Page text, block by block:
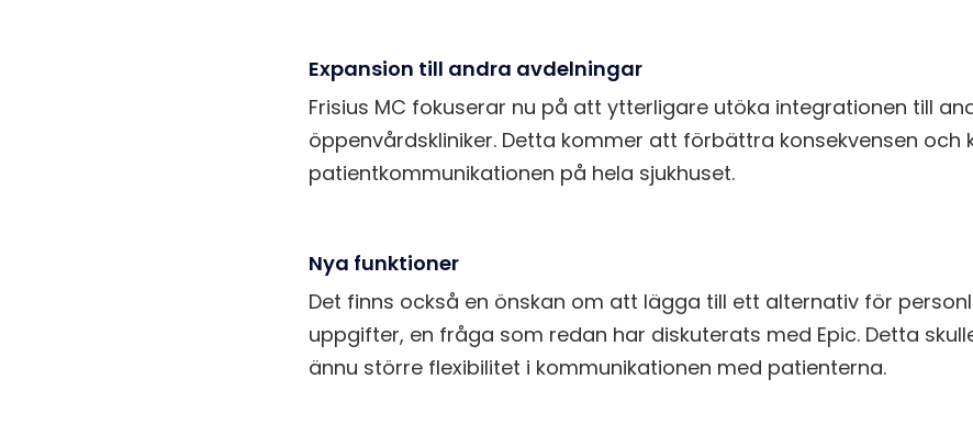
Expansion till andra avdelningar
Frisius MC fokuserar nu på att ytterligare utöka integrationen till
öppenvårdskliniker. Detta kommer att förbättra konsekvensen och
patientkommunikationen på hela sjukhuset.
Nya funktioner
Det finns också en önskan om att lägga till ett alternativ för
uppgifter, en fråga som redan har diskuterats med Epic. Detta
ännu större flexibilitet i kommunikationen med patienterna.